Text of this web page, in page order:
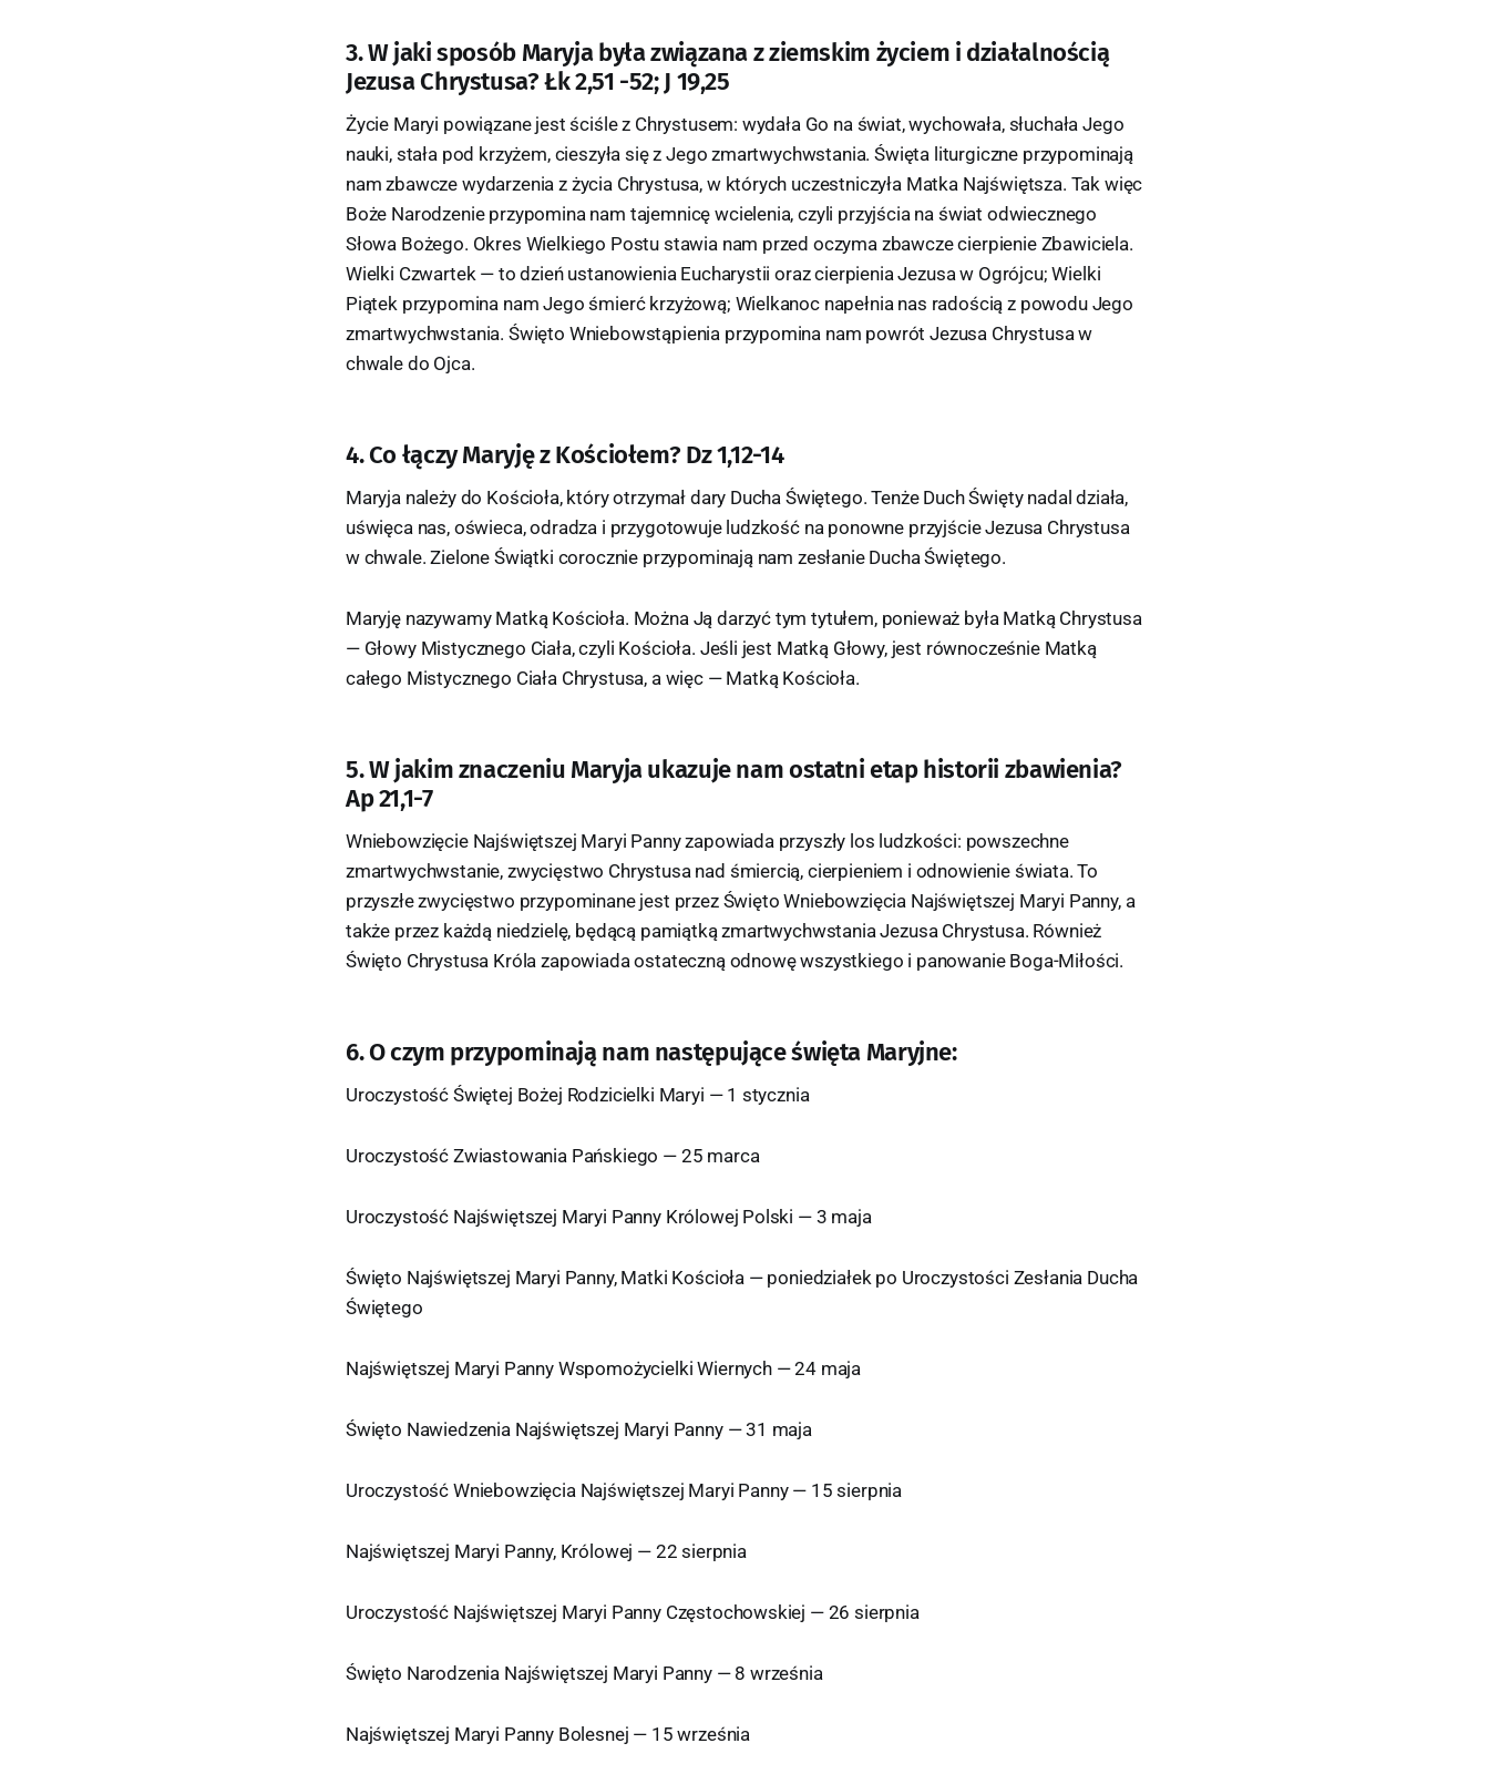
3. W jaki sposób Maryja była związana z ziemskim życiem i działalnością
Jezusa Chrystusa? Łk 2,51 -52; J 19,25
Życie Maryi powiązane jest ściśle z Chrystusem: wydała Go na świat, wychowała, słuchała Jego
nauki, stała pod krzyżem, cieszyła się z Jego zmartwychwstania. Święta liturgiczne przypominają
nam zbawcze wydarzenia z życia Chrystusa, w których uczestniczyła Matka Najświętsza. Tak więc
Boże Narodzenie przypomina nam tajemnicę wcielenia, czyli przyjścia na świat odwiecznego
Słowa Bożego. Okres Wielkiego Postu stawia nam przed oczyma zbawcze cierpienie Zbawiciela.
Wielki Czwartek — to dzień ustanowienia Eucharystii oraz cierpienia Jezusa w Ogrójcu; Wielki
Piątek przypomina nam Jego śmierć krzyżową; Wielkanoc napełnia nas radością z powodu Jego
zmartwychwstania. Święto Wniebowstąpienia przypomina nam powrót Jezusa Chrystusa w
chwale do Ojca.
4. Co łączy Maryję z Kościołem? Dz 1,12-14
Maryja należy do Kościoła, który otrzymał dary Ducha Świętego. Tenże Duch Święty nadal działa,
uświęca nas, oświeca, odradza i przygotowuje ludzkość na ponowne przyjście Jezusa Chrystusa
w chwale. Zielone Świątki corocznie przypominają nam zesłanie Ducha Świętego.
Maryję nazywamy Matką Kościoła. Można Ją darzyć tym tytułem, ponieważ była Matką Chrystusa
— Głowy Mistycznego Ciała, czyli Kościoła. Jeśli jest Matką Głowy, jest równocześnie Matką
całego Mistycznego Ciała Chrystusa, a więc — Matką Kościoła.
5. W jakim znaczeniu Maryja ukazuje nam ostatni etap historii zbawienia?
Ap 21,1-7
Wniebowzięcie Najświętszej Maryi Panny zapowiada przyszły los ludzkości: powszechne
zmartwychwstanie, zwycięstwo Chrystusa nad śmiercią, cierpieniem i odnowienie świata. To
przyszłe zwycięstwo przypominane jest przez Święto Wniebowzięcia Najświętszej Maryi Panny, a
także przez każdą niedzielę, będącą pamiątką zmartwychwstania Jezusa Chrystusa. Również
Święto Chrystusa Króla zapowiada ostateczną odnowę wszystkiego i panowanie Boga-Miłości.
6. O czym przypominają nam następujące święta Maryjne:
Uroczystość Świętej Bożej Rodzicielki Maryi — 1 stycznia
Uroczystość Zwiastowania Pańskiego — 25 marca
Uroczystość Najświętszej Maryi Panny Królowej Polski — 3 maja
Święto Najświętszej Maryi Panny, Matki Kościoła — poniedziałek po Uroczystości Zesłania Ducha
Świętego
Najświętszej Maryi Panny Wspomożycielki Wiernych — 24 maja
Święto Nawiedzenia Najświętszej Maryi Panny — 31 maja
Uroczystość Wniebowzięcia Najświętszej Maryi Panny — 15 sierpnia
Najświętszej Maryi Panny, Królowej — 22 sierpnia
Uroczystość Najświętszej Maryi Panny Częstochowskiej — 26 sierpnia
Święto Narodzenia Najświętszej Maryi Panny — 8 września
Najświętszej Maryi Panny Bolesnej — 15 września